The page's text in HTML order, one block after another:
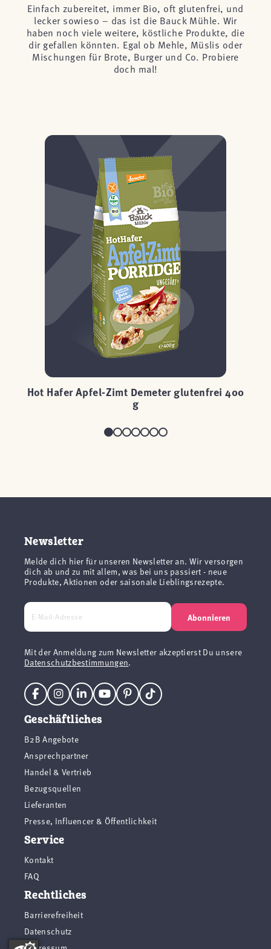
Einfach zubereitet, immer Bio, oft glutenfrei, und
lecker sowieso – das ist die Bauck Mühle. Wir
haben noch viele weitere, köstliche Produkte, die
dir gefallen könnten. Egal ob Mehle, Müslis oder
Mischungen für Brote, Burger und Co. Probiere
doch mal!
Hot Hafer Apfel-Zimt Demeter glutenfrei 400
g
Newsletter
Melde dich hier für unseren Newsletter an. Wir versorgen
dich ab und zu mit allem, was bei uns passiert - neue
Produkte, Aktionen oder saisonale Lieblingsrezepte.
Abonnieren
Mit der Anmeldung zum Newsletter akzeptierst Du unsere
Datenschutzbestimmungen.
Geschäftliches
B2B Angebote
Ansprechpartner
Handel & Vertrieb
Bezugsquellen
Lieferanten
Presse, Influencer & Öffentlichkeit
Service
Kontakt
FAQ
Rechtliches
Barrierefreiheit
Datenschutz